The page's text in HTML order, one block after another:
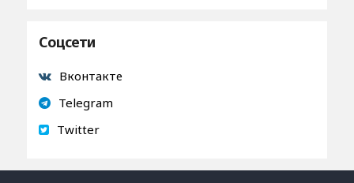
Соцсети
Вконтакте
Telegram
Twitter